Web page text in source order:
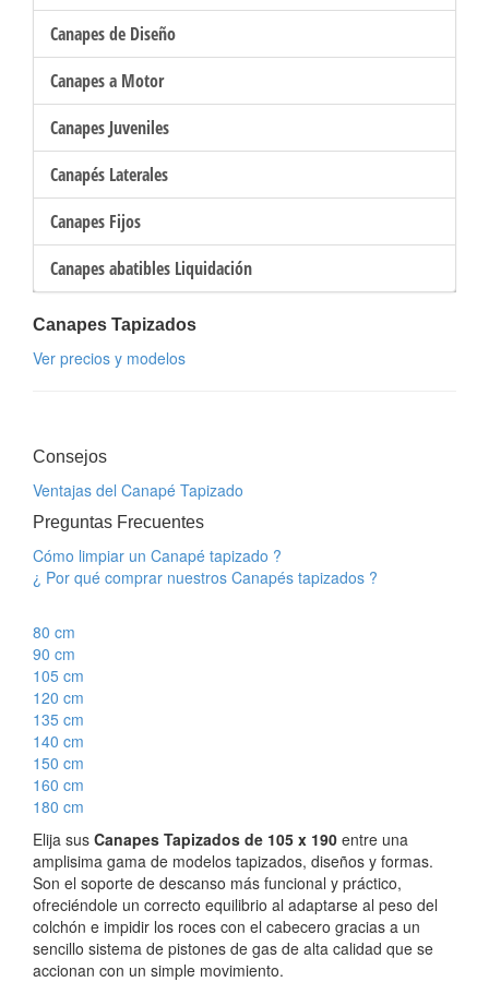
Canapes de Diseño
Canapes a Motor
Canapes Juveniles
Canapés Laterales
Canapes Fijos
Canapes abatibles Liquidación
Canapes Tapizados
Ver precios y modelos
Consejos
Ventajas del Canapé Tapizado
Preguntas Frecuentes
Cómo limpiar un Canapé tapizado ?
¿ Por qué comprar nuestros Canapés tapizados ?
80 cm
90 cm
105 cm
120 cm
135 cm
140 cm
150 cm
160 cm
180 cm
Elija sus Canapes Tapizados de 105 x 190 entre una
amplisima gama de modelos tapizados, diseños y formas.
Son el soporte de descanso más funcional y práctico,
ofreciéndole un correcto equilibrio al adaptarse al peso del
colchón e impidir los roces con el cabecero gracias a un
sencillo sistema de pistones de gas de alta calidad que se
accionan con un simple movimiento.